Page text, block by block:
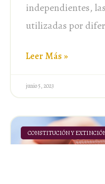
independientes,
utilizadas por
Leer Más »
junio 5, 2023
CONSTITUCIÓN Y